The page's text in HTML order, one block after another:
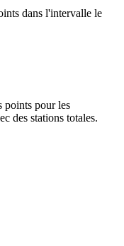
dans l'intervalle le
points pour les
des stations totales.